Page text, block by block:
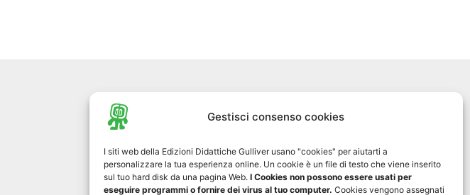
Gestisci consenso cookies
I siti web della Edizioni Didattiche Gulliver usano "cookies" per aiutarti a
personalizzare la tua esperienza online. Un cookie è un file di testo che viene inserito
sul tuo hard disk da una pagina Web. I Cookies non possono essere usati per
eseguire programmi o fornire dei virus al tuo computer. Cookies vengono assegnati
Progetto Tre-sei